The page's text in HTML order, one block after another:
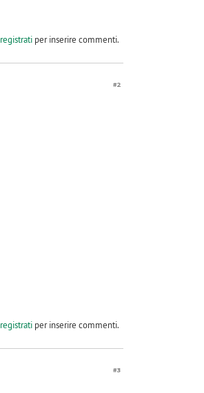
registratiper inserire commenti.
#2
registratiper inserire commenti.
#3